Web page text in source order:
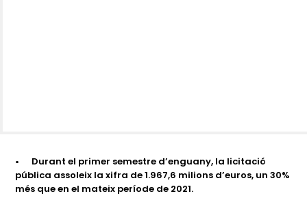
•
Durant el primer semestre d’enguany, la licitació
pública assoleix la xifra de 1.967,6 milions d’euros, un 30%
més que en el mateix període de 2021.